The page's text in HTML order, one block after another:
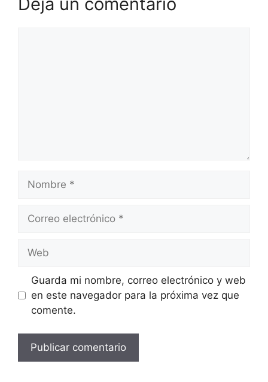
Nombre
Correo
Web
Guarda mi nombre, correo electrónico y web
en este navegador para la próxima vez que
comente.